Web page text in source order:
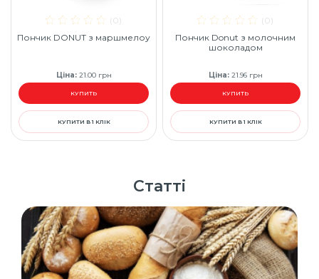
(0)
Пончик DONUT з маршмелоу
Ціна:21.00 грн
КУПИТЬ
КУПИТИ В 1 КЛІК
(0)
Пончик Donut з молочним
шоколадом
Ціна:21.96 грн
КУПИТЬ
КУПИТИ В 1 КЛІК
Статті